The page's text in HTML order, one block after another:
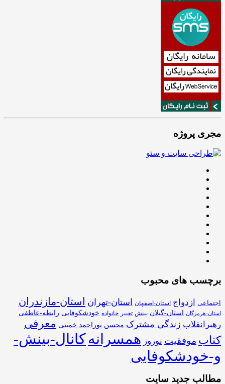
مجری پروژه
برچسب های محبوب
اجتماعی ازدواج استان-اصفهان استان-تهران استان-مازندران
استان-هرمزگان استان-گیلان بینش تغییر خانواده خودشکوفایی رابطه-عاطفی
رهبرانقلاب زندگی مشترک محسن پوراحمد خمینی معرفی
کتاب موفقیت نوروز همسرانهکانال-بینش-
و-خودشکوفایی
مطالب جدید سایت